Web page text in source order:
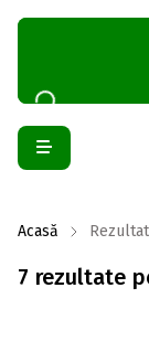
Acasă
7 rezultate